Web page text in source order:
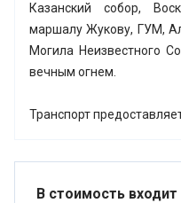
Казанский собор,
маршалу Жукову, ГУМ,
Могила Неизвестного
вечным огнем.
Транспорт
В стоимость входит